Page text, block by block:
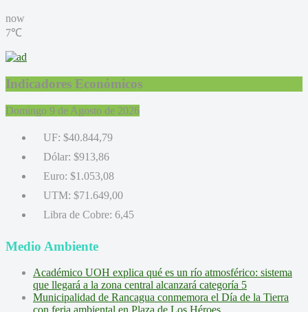
now
7℃
Indicadores Económicos
Domingo 9 de Agosto de 2026
UF: $40.844,79
Dólar: $913,86
Euro: $1.053,08
UTM: $71.649,00
Libra de Cobre: 6,45
Medio Ambiente
Académico UOH explica qué es un río atmosférico: sistema
que llegará a la zona central alcanzará categoría 5
Municipalidad de Rancagua conmemora el Día de la Tierra